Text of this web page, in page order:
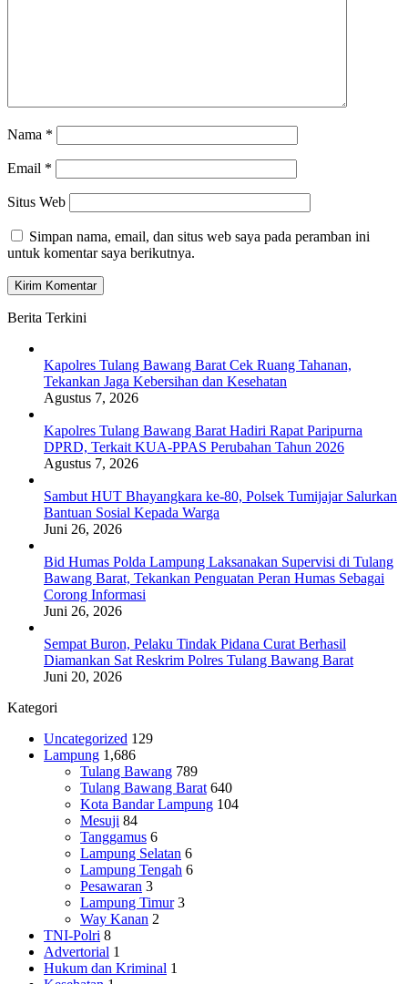
Nama *
Email *
Situs Web
Simpan nama, email, dan situs web saya pada peramban ini
untuk komentar saya berikutnya.
Berita Terkini
Kapolres Tulang Bawang Barat Cek Ruang Tahanan,
Tekankan Jaga Kebersihan dan Kesehatan
Agustus 7, 2026
Kapolres Tulang Bawang Barat Hadiri Rapat Paripurna
DPRD, Terkait KUA-PPAS Perubahan Tahun 2026
Agustus 7, 2026
Sambut HUT Bhayangkara ke-80, Polsek Tumijajar Salurkan
Bantuan Sosial Kepada Warga
Juni 26, 2026
Bid Humas Polda Lampung Laksanakan Supervisi di Tulang
Bawang Barat, Tekankan Penguatan Peran Humas Sebagai
Corong Informasi
Juni 26, 2026
Sempat Buron, Pelaku Tindak Pidana Curat Berhasil
Diamankan Sat Reskrim Polres Tulang Bawang Barat
Juni 20, 2026
Kategori
Uncategorized 129
Lampung 1,686
Tulang Bawang 789
Tulang Bawang Barat 640
Kota Bandar Lampung 104
Mesuji 84
Tanggamus 6
Lampung Selatan 6
Lampung Tengah 6
Pesawaran 3
Lampung Timur 3
Way Kanan 2
TNI-Polri 8
Advertorial 1
Hukum dan Kriminal 1